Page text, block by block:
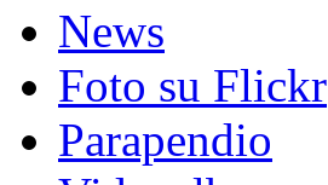
News
Foto su Flickr
Parapendio